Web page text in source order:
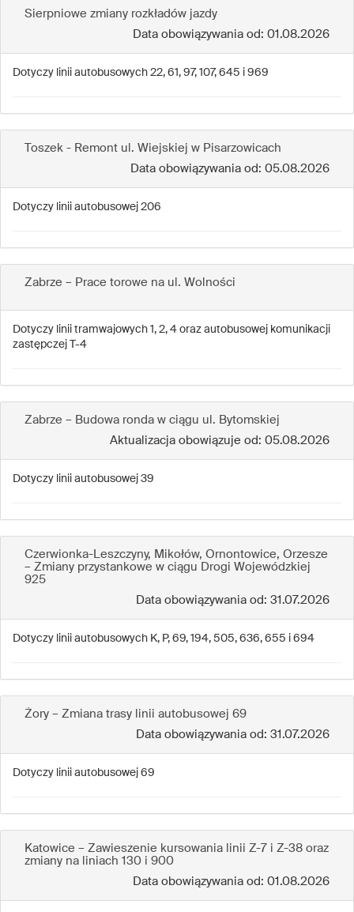
Sierpniowe zmiany rozkładów jazdy
Data obowiązywania od: 01.08.2026
Dotyczy linii autobusowych 22, 61, 97, 107, 645 i 969
Toszek - Remont ul. Wiejskiej w Pisarzowicach
Data obowiązywania od: 05.08.2026
Dotyczy linii autobusowej 206
Zabrze – Prace torowe na ul. Wolności
Dotyczy linii tramwajowych 1, 2, 4 oraz autobusowej komunikacji
zastępczej T-4
Zabrze – Budowa ronda w ciągu ul. Bytomskiej
Aktualizacja obowiązuje od: 05.08.2026
Dotyczy linii autobusowej 39
Czerwionka-Leszczyny, Mikołów, Ornontowice, Orzesze
– Zmiany przystankowe w ciągu Drogi Wojewódzkiej
925
Data obowiązywania od: 31.07.2026
Dotyczy linii autobusowych K, P, 69, 194, 505, 636, 655 i 694
Żory – Zmiana trasy linii autobusowej 69
Data obowiązywania od: 31.07.2026
Dotyczy linii autobusowej 69
Katowice – Zawieszenie kursowania linii Z-7 i Z-38 oraz
zmiany na liniach 130 i 900
Data obowiązywania od: 01.08.2026